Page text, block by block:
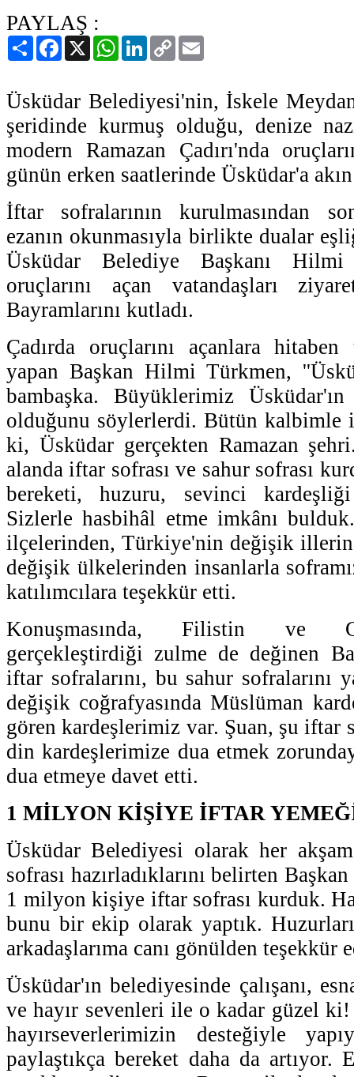
PAYLAŞ :
PaylaşFacebook
X WhatsAppLinkedIn
Copy
Link
Üsküdar Belediyesi'nin, İskele
şeridinde kurmuş olduğu, denize
modern Ramazan Çadırı'nda
günün erken saatlerinde Üsküdar'a
İftar sofralarının kurulmasından
ezanın okunmasıyla birlikte dualar
Üsküdar Belediye Başkanı Hilmi
oruçlarını açan vatandaşları
Bayramlarını kutladı.
Çadırda oruçlarını açanlara hitaben
yapan Başkan Hilmi Türkmen,
bambaşka. Büyüklerimiz
olduğunu söylerlerdi. Bütün kalbimle
ki, Üsküdar gerçekten Ramazan
alanda iftar sofrası ve sahur sofrası
bereketi, huzuru, sevinci
Sizlerle hasbihâl etme imkânı
ilçelerinden, Türkiye'nin değişik
değişik ülkelerinden insanlarla
katılımcılara teşekkür etti.
Konuşmasında, Filistin ve
gerçekleştirdiği zulme de değinen
iftar sofralarını, bu sahur sofralarını
değişik coğrafyasında Müslüman
gören kardeşlerimiz var. Şuan, şu iftar
din kardeşlerimize dua etmek
dua etmeye davet etti.
1 MİLYON KİŞİYE İFTAR
Üsküdar Belediyesi olarak her
sofrası hazırladıklarını belirten
1 milyon kişiye iftar sofrası kurduk.
bunu bir ekip olarak yaptık.
arkadaşlarıma canı gönülden teşekkür
Üsküdar'ın belediyesinde çalışanı,
ve hayır sevenleri ile o kadar güzel
hayırseverlerimizin desteğiyle
paylaştıkça bereket daha da artıyor.